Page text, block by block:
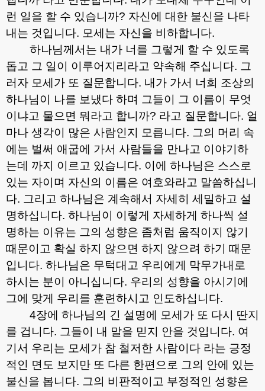
런 일을 할 수 있습니까? 자신에 대한 불신을 나타
내는 것입니다. 모세는 자신을 비하합니다.
하나님께서는 내가 너를 그렇게 할 수 있도록
돕고 그 일이 이루어지리라고 약속해 주십니다. 그
러자 모세가 또 질문합니다. 내가 가서 너희 조상의
하나님이 나를 보냈다 하며 그들이 그 이름이 무엇
이냐고 물으면 뭐라고 합니까? 라고 질문합니다. 얼
마나 생각이 많은 사람인지 모릅니다. 그의 머리 속
에는 벌써 애굽에 가서 사람들을 만나고 이야기하
는데 까지 이르고 있습니다. 이에 하나님은 스스로
있는 자이며 자신의 이름은 여호와라고 말씀하십니
다. 그리고 하나님은 계속해서 자세히 세밀하고 설
명하십니다. 하나님이 이렇게 자세하게 하나씩 설
명하는 이유는 그의 성향은 좀처럼 움직이지 않기
때문이고 확실 하지 않으면 하지 않으려 하기 때문
입니다. 하나님은 무턱대고 우리에게 막무가내로
하시는 분이 아니십니다. 우리의 성향을 아시기에
그에 맞게 우리를 훈련하시고 인도하십니다.
4장에 하나님의 긴 설명에 모세가 또 다시 딴지
를 겁니다. 그들이 내 말을 믿지 안을 것입니다. 여
기서 우리는 모세가 참 철저한 사람이다 라는 긍정
적인 면도 보지만 또 다른 한편으로 그의 안에 있는
불신을 봅니다. 그의 비판적이고 부정적인 성향은